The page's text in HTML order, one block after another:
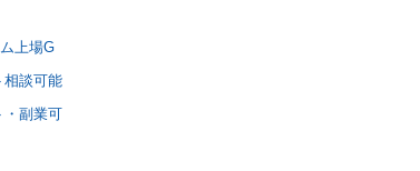
上場G
談可能
・副業可